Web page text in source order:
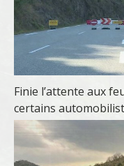
Finie l’attente aux
certains